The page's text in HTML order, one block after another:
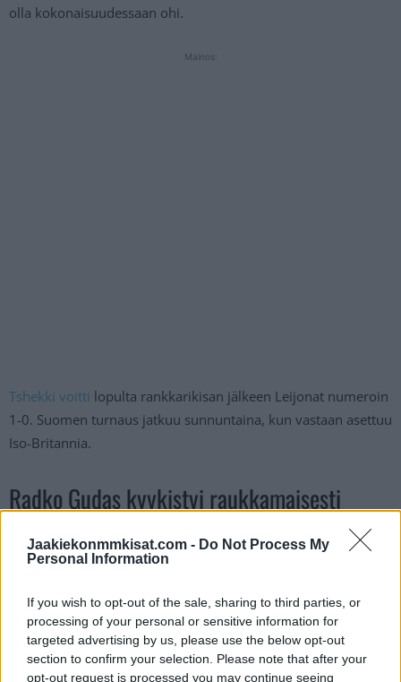
Jaakiekonmmkisat.com - Do Not Process My
Personal Information
If you wish to opt-out of the sale, sharing to third parties, or
processing of your personal or sensitive information for
targeted advertising by us, please use the below opt-out
section to confirm your selection. Please note that after your
opt-out request is processed you may continue seeing
olla kokonaisuudessaan ohi.
Mainos:
Tshekki voitti lopulta rankkarikisan jälkeen Leijonat numeroin
1-0. Suomen turnaus jatkuu sunnuntaina, kun vastaan asettuu
Iso-Britannia.
Radko Gudas kyykistyi raukkamaisesti
SUOMEN SAKU MÄENALANEN
TSEKIN RADKO GUDASTA OTTELUSSA
TSEKKI-SUOMI (10.5.2024).#TSEKKI
#SUOMI #MMKISAT